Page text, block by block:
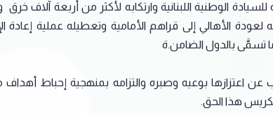
الوطنية اللبنانية وارتكابه لأكثر من أربعة آلاف
الأهالي إلى قراهم الأمامية وتعطيله عملية إعادة
تسمَّى بالدول الضامن.ة
عن اعتزازها بوعيه وصبره والتزامه بمنهجية إحباط
هذا الحق.